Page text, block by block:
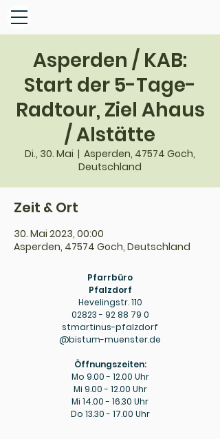
Asperden / KAB:
Start der 5-Tage-
Radtour, Ziel Ahaus
/ Alstätte
Di., 30. Mai
  |
Asperden, 47574 Goch,
Deutschland
Zeit & Ort
30. Mai 2023, 00:00
Asperden, 47574 Goch, Deutschland
Pfarrbüro
Pfalzdorf
Hevelingstr. 110
02823 - 92 88 79 0
stmartinus-pfalzdorf
@bistum-muenster.de
Öffnungszeiten:
Mo 9.00 - 12.00 Uhr
Mi 9.00 - 12.00 Uhr
Mi 14.00 - 16.30 Uhr
Do 13.30 - 17.00 Uhr